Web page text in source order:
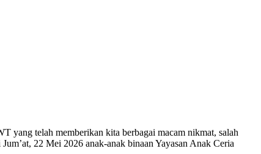
telah memberikan kita berbagai macam nikmat, salah
22 Mei 2026 anak-anak binaan Yayasan Anak Ceria